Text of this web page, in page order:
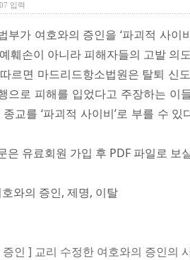
입력
부가 여호와의 증인을 ‘파괴적 사
훼손이 아니라 피해자들의 고발 의
르면 마드리드항소법원은 탈퇴 신
으로 피해를 입었다고 주장하는 이
교를 ‘파괴적 사이비’로 부를 수
은 유료회원 가입 후 PDF 파일로 보
와의 증인, 제명, 이탈
인 ] 교리 수정한 여호와의 증인의